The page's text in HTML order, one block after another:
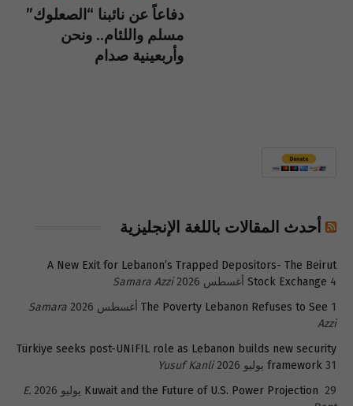
دفاعاً عن نائبنا “الصعلوك”
مسلم واللئام.. ونحن
وأربعينية صدام
أحدث المقالات باللغة الإنجليزية
A New Exit for Lebanon’s Trapped Depositors- The Beirut
Stock Exchange 4 أغسطس 2026
Samara Azzi
The Poverty Lebanon Refuses to See 1 أغسطس 2026
Samara
Azzi
Türkiye seeks post-UNIFIL role as Lebanon builds new security
framework 31 يوليو 2026
Yusuf Kanli
Kuwait and the Future of U.S. Power Projection 29 يوليو 2026
E.